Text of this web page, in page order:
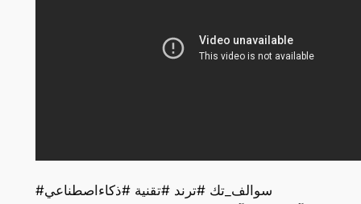
#سوالف_تك #ترند #تقنية #ذكاءاصطناعي